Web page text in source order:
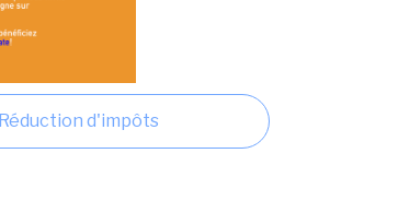
Réduction d'impôts